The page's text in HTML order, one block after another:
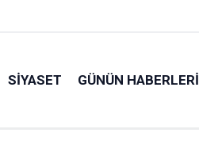
SIYASET GÜNÜN HABERLERI